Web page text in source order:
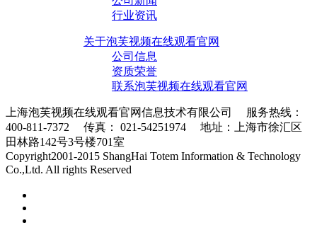
行业资讯
关于泡芙视频在线观看官网
公司信息
资质荣誉
联系泡芙视频在线观看官网
上海泡芙视频在线观看官网信息技术有限公司 服务热线：
400-811-7372 传真： 021-54251974 地址：上海市徐汇区
田林路142号3号楼701室
Copyright2001-2015 ShangHai Totem Information & Technology
Co.,Ltd. All rights Reserved